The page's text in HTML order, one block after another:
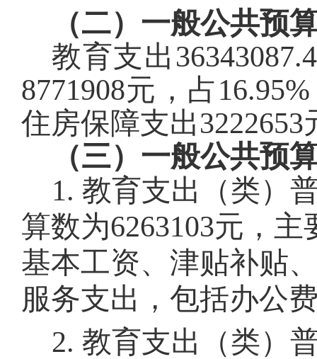
（二）一般公共预
教育支出
8771908元，占16.95%
住房保障支出3222653
（三）一般公共预
1. 教育支出 （类）
算数为6263103元， 主
基本工资、津贴补贴
服务支出，包括办公
2. 教育支出 （类）